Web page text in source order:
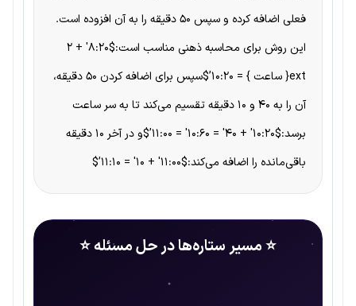
فعلی اضافه کرده و سپس ۵۰ دقیقه را به آن افزوده است.
این روش برای محاسبه ذهنی مناسب است:$۸:۲۰′ + ۲
ext{ ساعت } = 10:۲۰’$سپس برای اضافه کردن ۵۰ دقیقه،
آن را به ۴۰ و ۱۰ دقیقه تقسیم می‌کند تا به سر ساعت
برسد:$۱۰:۲۰′ + ۴۰′ = 10:۶۰′ = 11:۰۰’$و در آخر ۱۰ دقیقه
باقی‌مانده را اضافه می‌کند:$۱۱:۰۰′ + ۱۰′ = 11:۱۰’$
⭐ مسیر ستاره‌ها در حل مسئله ⭐